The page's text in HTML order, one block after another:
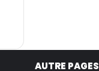
AUTRE PAGES